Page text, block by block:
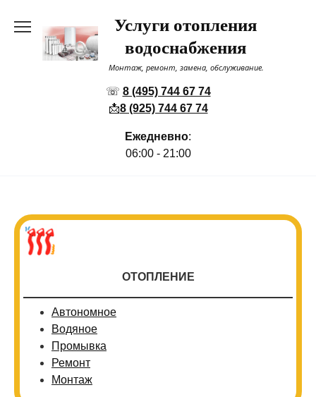
содержанию
Услуги отопления
водоснабжения
Монтаж, ремонт, замена, обслуживание.
☏ 8 (495) 744 67 74
📩8 (925) 744 67 74
Ежедневно:
06:00 - 21:00
ОТОПЛЕНИЕ
Автономное
Водяное
Промывка
Ремонт
Монтаж